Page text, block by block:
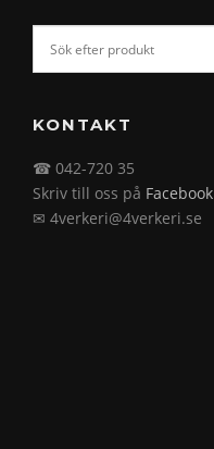
KONTAKT
☎ 042-720 35
Skriv till oss på Facebook
✉ 4verkeri@4verkeri.se